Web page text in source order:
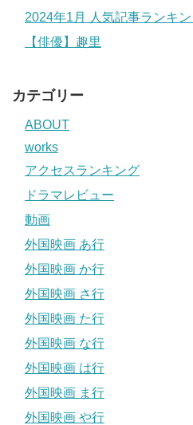
2024年1月 人気記事ランキ
【俳優】趣里
カテゴリー
ABOUT
works
アクセスランキング
ドラマレビュー
動画
外国映画 あ行
外国映画 か行
外国映画 さ行
外国映画 た行
外国映画 な行
外国映画 は行
外国映画 ま行
外国映画 や行